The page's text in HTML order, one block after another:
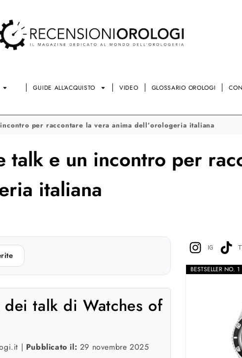
GUIDE ALL’ACQUISTO VIDEO GLOSSARIO OROLOGI
per raccontare la vera anima dell’orologeria italiana
talk e un incontro per
italiana
talk di Watches of
| Pubblicato il: 29 novembre 2025
IG
BESTSELLER NO. 1